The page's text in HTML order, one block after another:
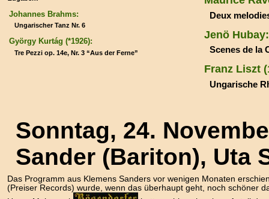
Johannes Brahms:
Ungarischer Tanz Nr. 6
György Kurtág (*1926):
Tre Pezzi op. 14e, Nr. 3 “Aus der Ferne”
Deux
Jenö Hubay:
Scenes de la
Franz Liszt
Ungarische
Sonntag, 24.
Sander (Bariton), Uta
Das Programm aus Klemens Sanders vor wenigen Monaten
(Preiser Records) wurde, wenn das überhaupt geht, noch schöner